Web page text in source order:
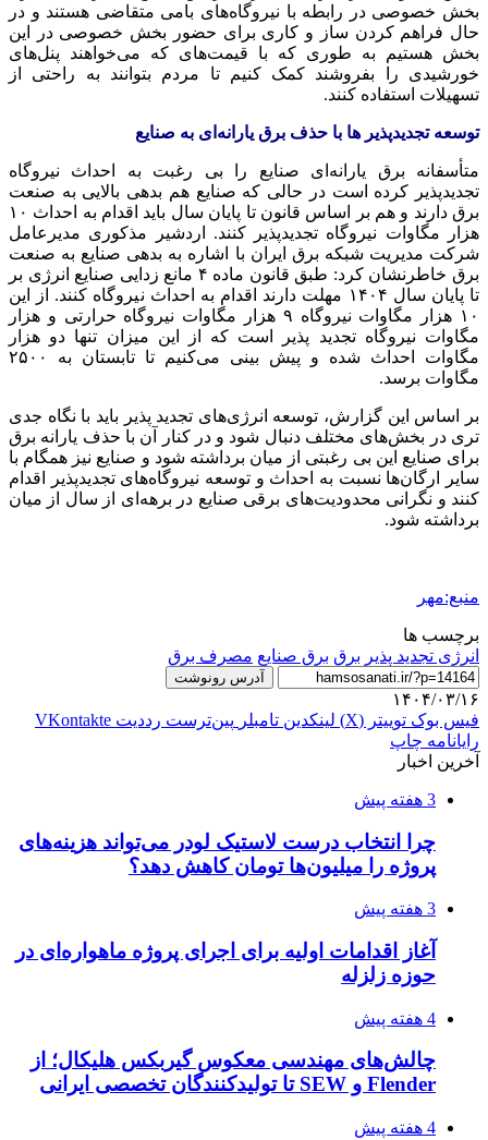
بخش خصوصی در رابطه با نیروگاه‌های بامی متقاضی هستند و در
حال فراهم کردن ساز و کاری برای حضور بخش خصوصی در این
بخش هستیم به طوری که با قیمت‌های که می‌خواهند پنل‌های
خورشیدی را بفروشند کمک کنیم تا مردم بتوانند به راحتی از
تسهیلات استفاده کنند.
توسعهتجدیدپذیر ها با حذف برق یارانه‌ای به صنایع
متأسفانه برق یارانه‌ای صنایع را بی رغبت به احداث نیروگاه
تجدیدپذیر
کرده است در حالی که صنایع هم بدهی بالایی به صنعت
برق دارند و هم بر اساس قانون تا پایان سال باید اقدام به احداث ۱۰
هزار مگاوات نیروگاه تجدیدپذیر
کنند. اردشیر مذکوری مدیرعامل
شرکت مدیریت شبکه برق ایران با اشاره به بدهی صنایع به صنعت
برق خاطرنشان کرد: طبق قانون ماده ۴ مانع زدایی صنایع انرژی بر
تا پایان سال ۱۴۰۴ مهلت دارند اقدام به احداث نیروگاه کنند. از این
۱۰ هزار مگاوات نیروگاه ۹ هزار مگاوات نیروگاه حرارتی و هزار
مگاوات نیروگاه تجدید پذیر است که از این میزان تنها دو هزار
مگاوات احداث شده و پیش بینی می‌کنیم تا تابستان به ۲۵۰۰
مگاوات برسد.
بر اساس این گزارش، توسعه انرژی‌های تجدید پذیر باید با نگاه جدی
تری در بخش‌های مختلف دنبال شود و در کنار آن با حذف یارانه برق
برای صنایع این بی رغبتی از میان برداشته شود و صنایع نیز همگام با
سایر ارگان‌ها نسبت به احداث و توسعه نیروگاه‌هایتجدیدپذیر
اقدام
کنند و نگرانی محدودیت‌های برقی صنایع در برهه‌ای از سال از میان
برداشته شود.
منبع:مهر
برچسب ها
انرژی تجدید پذیر برق برق صنایع مصرف برق
آدرس رونوشت
۱۴۰۴/۰۳/۱۶
فیس بوک توییتر (X) لینکدین ‫تامبلر ‫پین‌ترست ‫رددیت ‫VKontakte
رایانامه چاپ
آخرین اخبار
3 هفته پیش
چرا انتخاب درست لاستیک لودر می‌تواند هزینه‌های
پروژه را میلیون‌ها تومان کاهش دهد؟
3 هفته پیش
آغاز اقدامات اولیه برای اجرای پروژه ماهواره‌ای در
حوزه زلزله
4 هفته پیش
چالش‌های مهندسی معکوس گیربکس هلیکال؛ از
Flender و SEW تا تولیدکنندگان تخصصی ایرانی
4 هفته پیش